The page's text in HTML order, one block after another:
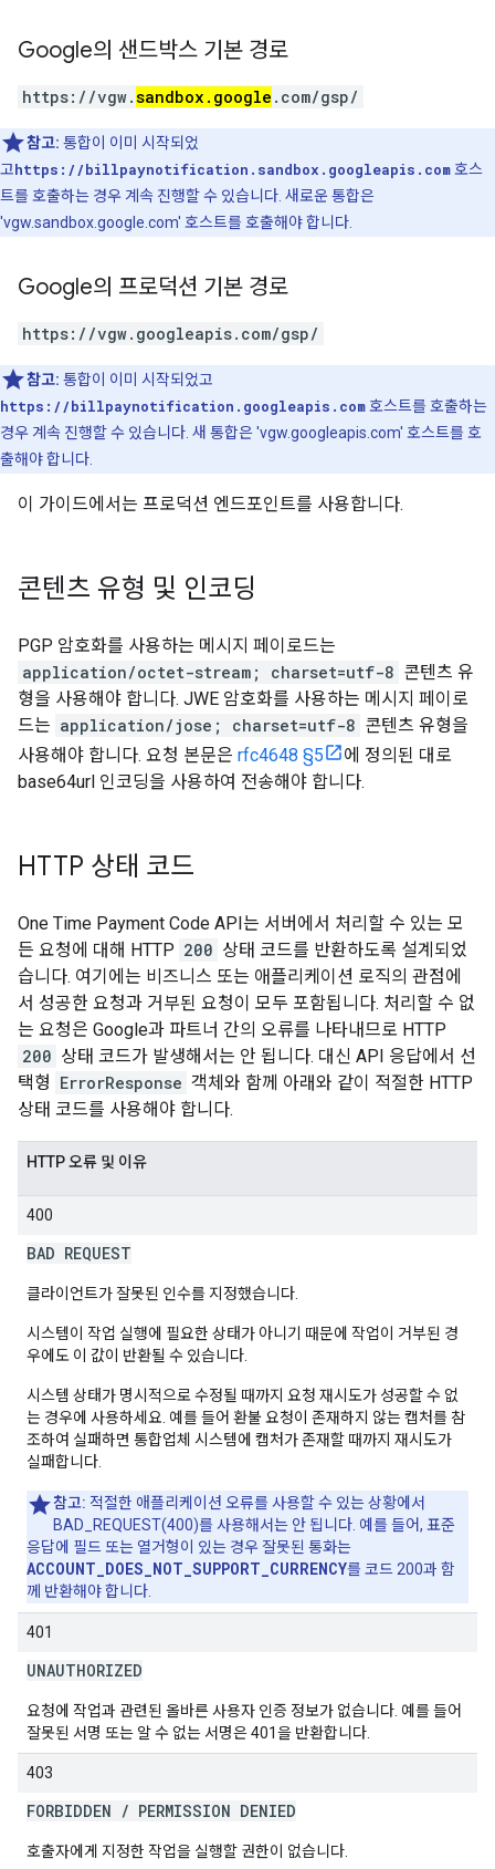
Google의 샌드박스 기본 경로
https://vgw.sandbox.google .com/gsp/
참고: 통합이 이미 시작되었
고https://billpaynotification.sandbox.googleapis.com호스
트를 호출하는 경우 계속 진행할 수 있습니다. 새로운 통합은
'vgw.sandbox.google.com' 호스트를 호출해야 합니다.
Google의 프로덕션 기본 경로
https://vgw.googleapis.com/gsp/
참고: 통합이 이미 시작되었고
https://billpaynotification.googleapis.com호스트를 호출하는
경우 계속 진행할 수 있습니다. 새 통합은 'vgw.googleapis.com' 호스트를 호
출해야 합니다.
이 가이드에서는 프로덕션 엔드포인트를 사용합니다.
콘텐츠 유형 및 인코딩
PGP 암호화를 사용하는 메시지 페이로드는
application/octet-stream; charset=utf-8 콘텐츠 유
형을 사용해야 합니다. JWE 암호화를 사용하는 메시지 페이로
드는 application/jose; charset=utf-8 콘텐츠 유형을
사용해야 합니다. 요청 본문은 rfc4648 §5
에 정의된 대로
base64url 인코딩을 사용하여 전송해야 합니다.
HTTP 상태 코드
One Time Payment Code API는 서버에서 처리할 수 있는 모
든 요청에 대해 HTTP 200 상태 코드를 반환하도록 설계되었
습니다. 여기에는 비즈니스 또는 애플리케이션 로직의 관점에
서 성공한 요청과 거부된 요청이 모두 포함됩니다. 처리할 수 없
는 요청은 Google과 파트너 간의 오류를 나타내므로 HTTP
200 상태 코드가 발생해서는 안 됩니다. 대신 API 응답에서 선
택형 ErrorResponse 객체와 함께 아래와 같이 적절한 HTTP
상태 코드를 사용해야 합니다.
HTTP 오류 및 이유
400
BAD REQUEST
클라이언트가 잘못된 인수를 지정했습니다.
시스템이 작업 실행에 필요한 상태가 아니기 때문에 작업이 거부된 경
우에도 이 값이 반환될 수 있습니다.
시스템 상태가 명시적으로 수정될 때까지 요청 재시도가 성공할 수 없
는 경우에 사용하세요. 예를 들어 환불 요청이 존재하지 않는 캡처를 참
조하여 실패하면 통합업체 시스템에 캡처가 존재할 때까지 재시도가
실패합니다.
참고: 적절한 애플리케이션 오류를 사용할 수 있는 상황에서
BAD_REQUEST(400)를 사용해서는 안 됩니다. 예를 들어, 표준
응답에 필드 또는 열거형이 있는 경우 잘못된 통화는
ACCOUNT_DOES_NOT_SUPPORT_CURRENCY를 코드 200과 함
께 반환해야 합니다.
401
UNAUTHORIZED
요청에 작업과 관련된 올바른 사용자 인증 정보가 없습니다. 예를 들어
잘못된 서명 또는 알 수 없는 서명은 401을 반환합니다.
403
FORBIDDEN / PERMISSION DENIED
호출자에게 지정한 작업을 실행할 권한이 없습니다.